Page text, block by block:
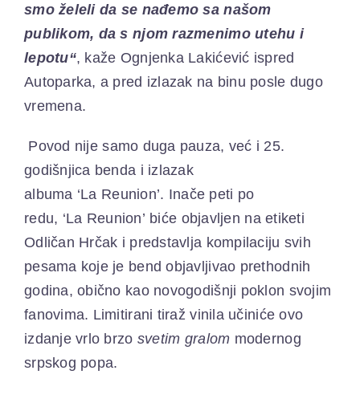
smo želeli da se nađemo sa našom
publikom, da s njom razmenimo utehu i
lepotu“, kaže Ognjenka Lakićević ispred
Autoparka, a pred izlazak na binu posle dugo
vremena.
Povod nije samo duga pauza, već i 25.
godišnjica benda i izlazak
albuma ‘La Reunion’. Inače peti po
redu, ‘La Reunion’ biće objavljen na etiketi
Odličan Hrčak i predstavlja kompilaciju svih
pesama koje je bend objavljivao prethodnih
godina, obično kao novogodišnji poklon svojim
fanovima. Limitirani tiraž vinila učiniće ovo
izdanje vrlo brzo svetim gralom modernog
srpskog popa.